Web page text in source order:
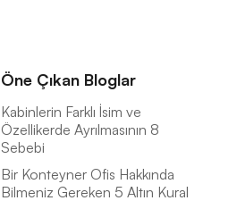
Öne Çıkan Bloglar
Kabinlerin Farklı İsim ve
Özellikerde Ayrılmasının 8
Sebebi
Bir Konteyner Ofis Hakkında
Bilmeniz Gereken 5 Altın Kural